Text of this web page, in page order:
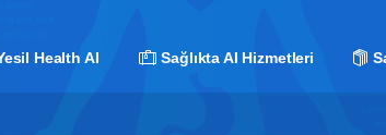
Health AI Sağlıkta AI Hizmetleri